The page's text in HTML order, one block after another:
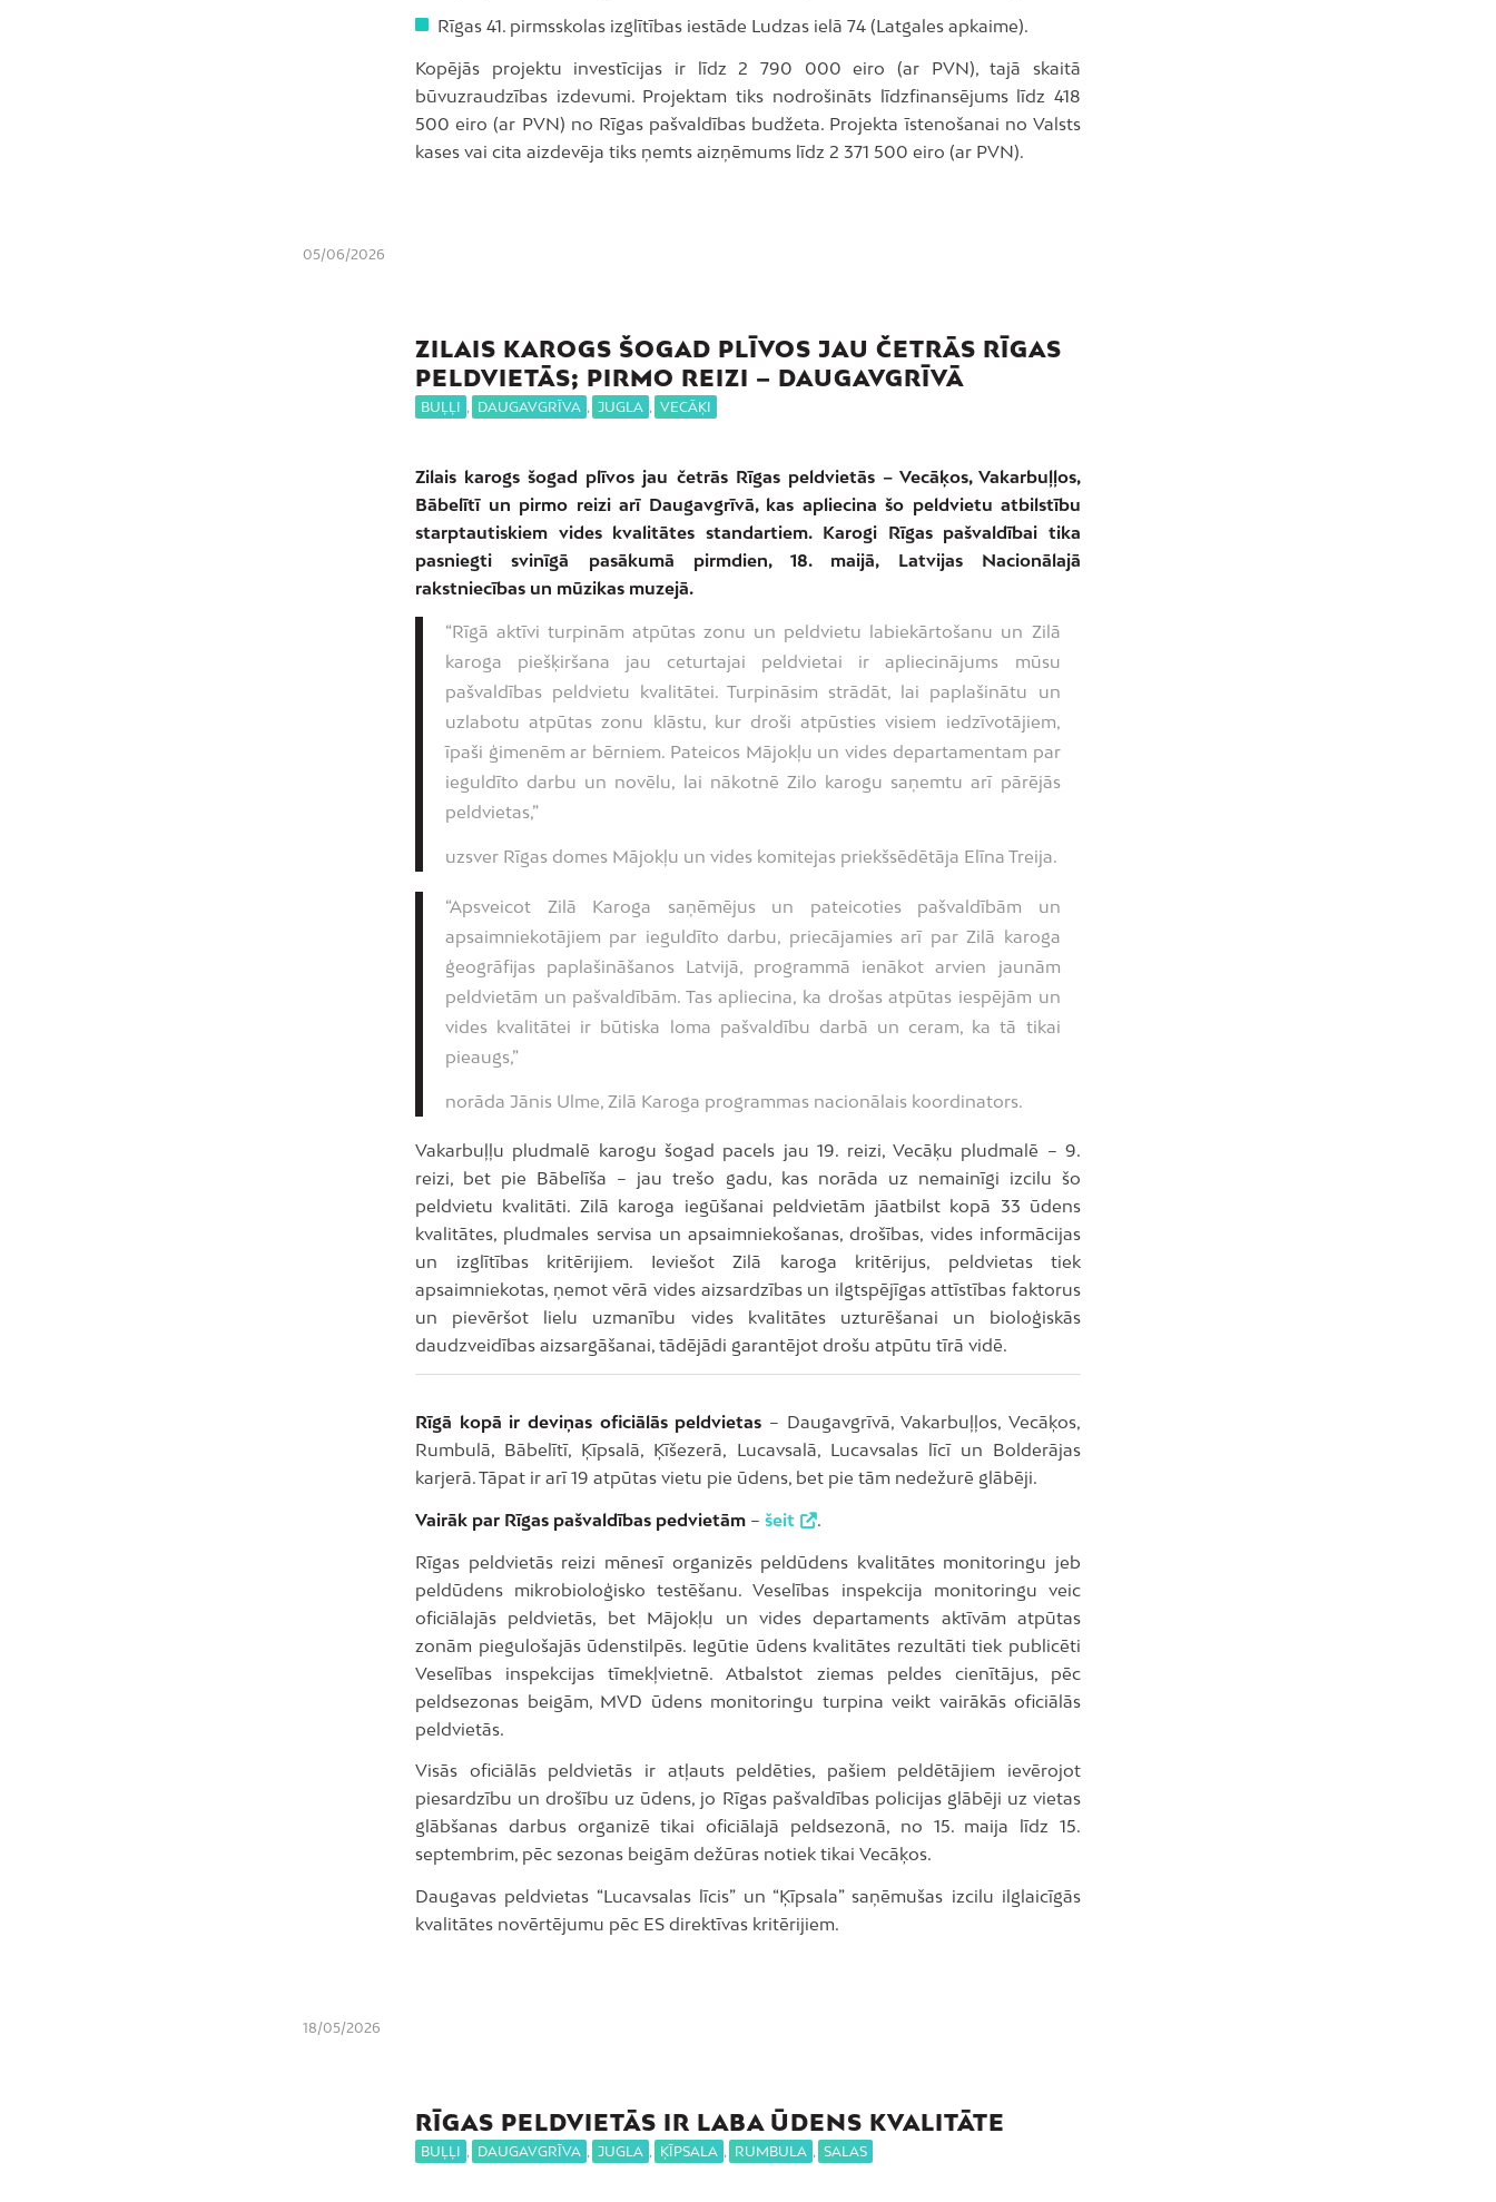
Rīgas 41. pirmsskolas izglītības iestāde Ludzas ielā 74 (Latgales apkaime).
Kopējās projektu investīcijas ir līdz 2 790 000 eiro (ar PVN), tajā skaitā
būvuzraudzības izdevumi. Projektam tiks nodrošināts līdzfinansējums līdz 418
500 eiro (ar PVN) no Rīgas pašvaldības budžeta. Projekta īstenošanai no Valsts
kases vai cita aizdevēja tiks ņemts aizņēmums līdz 2 371 500 eiro (ar PVN).
05/06/2026
ZILAIS KAROGS ŠOGAD PLĪVOS JAU ČETRĀS RĪGAS
PELDVIETĀS; PIRMO REIZI – DAUGAVGRĪVĀ
BUĻĻI , DAUGAVGRĪVA , JUGLA , VECĀĶI
Zilais karogs šogad plīvos jau četrās Rīgas peldvietās – Vecāķos, Vakarbuļļos,
Bābelītī un pirmo reizi arī Daugavgrīvā, kas apliecina šo peldvietu atbilstību
starptautiskiem vides kvalitātes standartiem. Karogi Rīgas pašvaldībai tika
pasniegti svinīgā pasākumā pirmdien, 18. maijā, Latvijas Nacionālajā
rakstniecības un mūzikas muzejā.
“Rīgā aktīvi turpinām atpūtas zonu un peldvietu labiekārtošanu un Zilā
karoga piešķiršana jau ceturtajai peldvietai ir apliecinājums mūsu
pašvaldības peldvietu kvalitātei. Turpināsim strādāt, lai paplašinātu un
uzlabotu atpūtas zonu klāstu, kur droši atpūsties visiem iedzīvotājiem,
īpaši ģimenēm ar bērniem. Pateicos Mājokļu un vides departamentam par
ieguldīto darbu un novēlu, lai nākotnē Zilo karogu saņemtu arī pārējās
peldvietas,”
uzsver Rīgas domes Mājokļu un vides komitejas priekšsēdētāja Elīna Treija.
“Apsveicot Zilā Karoga saņēmējus un pateicoties pašvaldībām un
apsaimniekotājiem par ieguldīto darbu, priecājamies arī par Zilā karoga
ģeogrāfijas paplašināšanos Latvijā, programmā ienākot arvien jaunām
peldvietām un pašvaldībām. Tas apliecina, ka drošas atpūtas iespējām un
vides kvalitātei ir būtiska loma pašvaldību darbā un ceram, ka tā tikai
pieaugs,”
norāda Jānis Ulme, Zilā Karoga programmas nacionālais koordinators.
Vakarbuļļu pludmalē karogu šogad pacels jau 19. reizi, Vecāķu pludmalē – 9.
reizi, bet pie Bābelīša – jau trešo gadu, kas norāda uz nemainīgi izcilu šo
peldvietu kvalitāti. Zilā karoga iegūšanai peldvietām jāatbilst kopā 33 ūdens
kvalitātes, pludmales servisa un apsaimniekošanas, drošības, vides informācijas
un izglītības kritērijiem. Ieviešot Zilā karoga kritērijus, peldvietas tiek
apsaimniekotas, ņemot vērā vides aizsardzības un ilgtspējīgas attīstības faktorus
un pievēršot lielu uzmanību vides kvalitātes uzturēšanai un bioloģiskās
daudzveidības aizsargāšanai, tādējādi garantējot drošu atpūtu tīrā vidē.
Rīgā kopā ir deviņas oficiālās peldvietas – Daugavgrīvā, Vakarbuļļos, Vecāķos,
Rumbulā, Bābelītī, Ķīpsalā, Ķīšezerā, Lucavsalā, Lucavsalas līcī un Bolderājas
karjerā. Tāpat ir arī 19 atpūtas vietu pie ūdens, bet pie tām nedežurē glābēji.
Vairāk par Rīgas pašvaldības pedvietām – šeit .
Rīgas peldvietās reizi mēnesī organizēs peldūdens kvalitātes monitoringu jeb
peldūdens mikrobioloģisko testēšanu. Veselības inspekcija monitoringu veic
oficiālajās peldvietās, bet Mājokļu un vides departaments aktīvām atpūtas
zonām piegulošajās ūdenstilpēs. Iegūtie ūdens kvalitātes rezultāti tiek publicēti
Veselības inspekcijas tīmekļvietnē. Atbalstot ziemas peldes cienītājus, pēc
peldsezonas beigām, MVD ūdens monitoringu turpina veikt vairākās oficiālās
peldvietās.
Visās oficiālās peldvietās ir atļauts peldēties, pašiem peldētājiem ievērojot
piesardzību un drošību uz ūdens, jo Rīgas pašvaldības policijas glābēji uz vietas
glābšanas darbus organizē tikai oficiālajā peldsezonā, no 15. maija līdz 15.
septembrim, pēc sezonas beigām dežūras notiek tikai Vecāķos.
Daugavas peldvietas “Lucavsalas līcis” un “Ķīpsala” saņēmušas izcilu ilglaicīgās
kvalitātes novērtējumu pēc ES direktīvas kritērijiem.
18/05/2026
RĪGAS PELDVIETĀS IR LABA ŪDENS KVALITĀTE
BUĻĻI , DAUGAVGRĪVA , JUGLA , ĶĪPSALA , RUMBULA , SALAS